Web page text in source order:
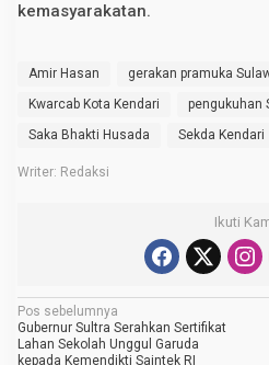
kemasyarakatan.
Amir Hasan
gerakan pramuka
Kwarcab Kota Kendari
pengukuhan
Saka Bhakti Husada
Sekda Kendari
Writer: Redaksi
Ikuti
N
a
Pos sebelumnya
Gubernur Sultra Serahkan Sertifikat
Lahan Sekolah Unggul Garuda
kepada Kemendikti Saintek RI